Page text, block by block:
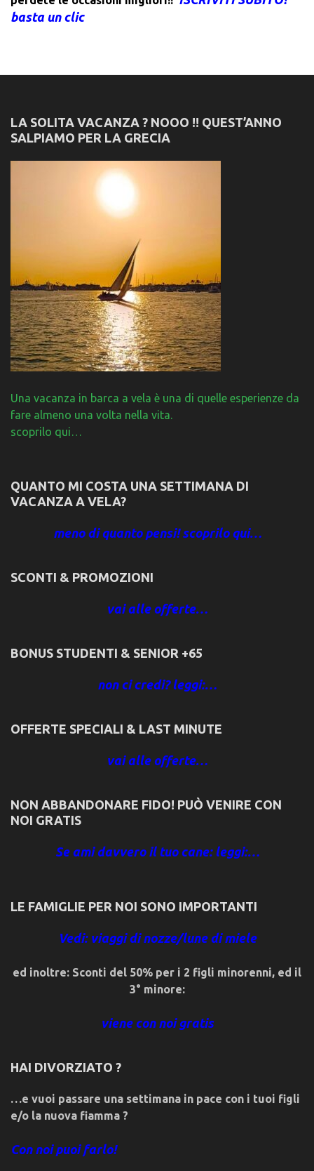
basta un clic
LA SOLITA VACANZA ? NOOO !! QUEST’ANNO
SALPIAMO PER LA GRECIA
Una vacanza in barca a vela è una di quelle esperienze da
fare almeno una volta nella vita.
scoprilo qui…
QUANTO MI COSTA UNA SETTIMANA DI
VACANZA A VELA?
meno di quanto pensi! scoprilo qui…
SCONTI & PROMOZIONI
vai alle offerte…
BONUS STUDENTI & SENIOR +65
non ci credi? leggi:…
OFFERTE SPECIALI & LAST MINUTE
vai alle offerte…
NON ABBANDONARE FIDO! PUÒ VENIRE CON
NOI GRATIS
Se ami davvero il tuo cane: leggi:…
LE FAMIGLIE PER NOI SONO IMPORTANTI
Vedi: viaggi di nozze/lune di miele
ed inoltre: Sconti del 50% per i 2 figli minorenni, ed il
3° minore:
viene con noi gratis
HAI DIVORZIATO ?
…e vuoi passare una settimana in pace con i tuoi figli
e/o la nuova fiamma ?
Con noi puoi farlo!